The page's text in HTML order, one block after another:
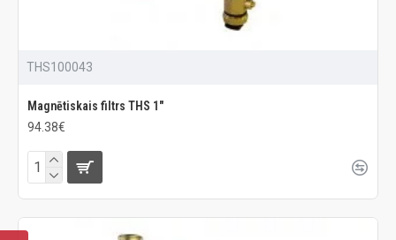
THS100043
Magnētiskais filtrs THS 1"
94.38€